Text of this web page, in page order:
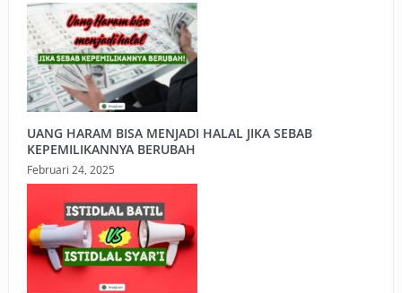
UANG HARAM BISA MENJADI HALAL JIKA SEBAB
KEPEMILIKANNYA BERUBAH
Februari 24, 2025